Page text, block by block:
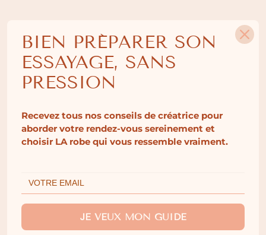
COLLABORATIONS
Anne De Lafforest s’associent à de jolies marques.
Elle imagine chaque collaboration pour ses
Chaque collaboration a été choisie pour gâter ses
mariées.
avec Botzaris Paris. Le premier s’inspire des body
de danseuse. Il se porte avec toutes nos jupes et
nos pantalons. Le second s’inspire d’une blouse et
se décline en kaki. Il se porte au quotidien.
BIEN PRÉPARER SON
ESSAYAGE, SANS
PRESSION
Recevez tous nos conseils de créatrice pour
aborder votre rendez-vous sereinement et
choisir LA robe qui vous ressemble vraiment.
JE VEUX MON GUIDE